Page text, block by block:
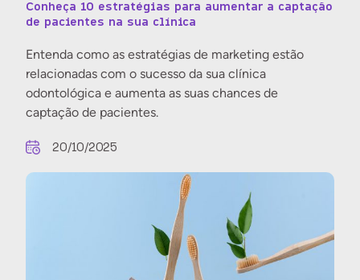
Conheça 10 estratégias para aumentar a captação
de pacientes na sua clínica
Entenda como as estratégias de marketing estão
relacionadas com o sucesso da sua clínica
odontológica e aumenta as suas chances de
captação de pacientes.
20/10/2025